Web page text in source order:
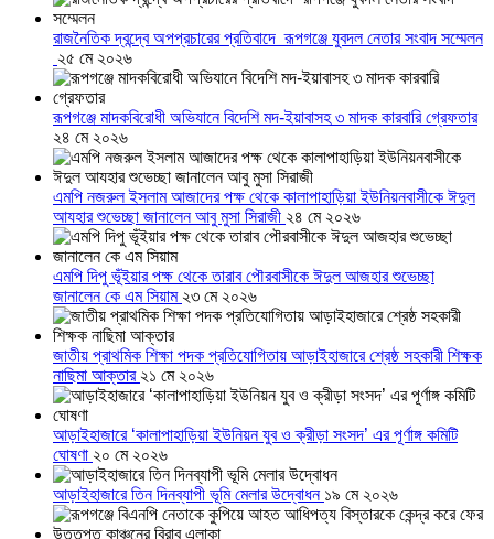
রাজনৈতিক দ্বন্দ্বে অপপ্রচারের প্রতিবাদে ‎রূপগঞ্জে যুবদল নেতার সংবাদ সম্মেলন
২৫ মে ২০২৬
রূপগঞ্জে মাদকবিরোধী অভিযানে বিদেশি মদ-ইয়াবাসহ ৩ মাদক কারবারি গ্রেফতার
২৪ মে ২০২৬
এমপি নজরুল ইসলাম আজাদের পক্ষ থেকে কালাপাহাড়িয়া ইউনিয়নবাসীকে ঈদুল
আযহার শুভেচ্ছা জানালেন আবু মুসা সিরাজী ২৪ মে ২০২৬
এমপি দিপু ভূঁইয়ার পক্ষ থেকে তারাব পৌরবাসীকে ঈদুল আজহার শুভেচ্ছা
জানালেন কে এম সিয়াম ২৩ মে ২০২৬
জাতীয় প্রাথমিক শিক্ষা পদক প্রতিযোগিতায় আড়াইহাজারে শ্রেষ্ঠ সহকারী শিক্ষক
নাছিমা আক্তার ২১ মে ২০২৬
আড়াইহাজারে ‘কালাপাহাড়িয়া ইউনিয়ন যুব ও ক্রীড়া সংসদ’ এর পূর্ণাঙ্গ কমিটি
ঘোষণা ২০ মে ২০২৬
আড়াইহাজারে তিন দিনব্যাপী ভূমি মেলার উদ্বোধন ১৯ মে ২০২৬